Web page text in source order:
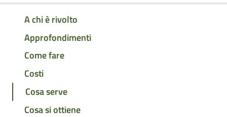
A chi è rivolto
Approfondimenti
Come fare
Costi
Cosa serve
Cosa si ottiene